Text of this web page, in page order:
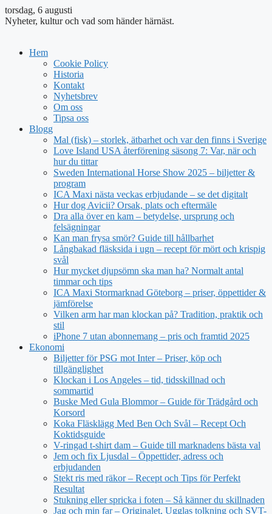
torsdag, 6 augusti
Nyheter, kultur och vad som händer härnäst.
Hem
Cookie Policy
Historia
Kontakt
Nyhetsbrev
Om oss
Tipsa oss
Blogg
Mal (fisk) – storlek, ätbarhet och var den finns i Sverige
Love Island USA återförening säsong 7: Var, när och
hur du tittar
Sweden International Horse Show 2025 – biljetter &
program
ICA Maxi nästa veckas erbjudande – se det digitalt
Hur dog Avicii? Orsak, plats och eftermäle
Dra alla över en kam – betydelse, ursprung och
felsägningar
Kan man frysa smör? Guide till hållbarhet
Långbakad fläsksida i ugn – recept för mört och krispig
svål
Hur mycket djupsömn ska man ha? Normalt antal
timmar och tips
ICA Maxi Stormarknad Göteborg – priser, öppettider &
jämförelse
Vilken arm har man klockan på? Tradition, praktik och
stil
iPhone 7 utan abonnemang – pris och framtid 2025
Ekonomi
Biljetter för PSG mot Inter – Priser, köp och
tillgänglighet
Klockan i Los Angeles – tid, tidsskillnad och
sommartid
Buske Med Gula Blommor – Guide för Trädgård och
Korsord
Koka Fläsklägg Med Ben Och Svål – Recept Och
Koktidsguide
V-ringad t-shirt dam – Guide till marknadens bästa val
Jem och fix Ljusdal – Öppettider, adress och
erbjudanden
Stekt ris med räkor – Recept och Tips för Perfekt
Resultat
Stukning eller spricka i foten – Så känner du skillnaden
Jag och min far – Originalet, Ugglas tolkning och SVT-